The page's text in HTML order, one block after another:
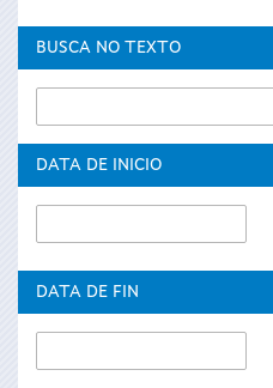
BUSCA NO TEXTO
DATA DE INICIO
de
DATA DE FIN
de